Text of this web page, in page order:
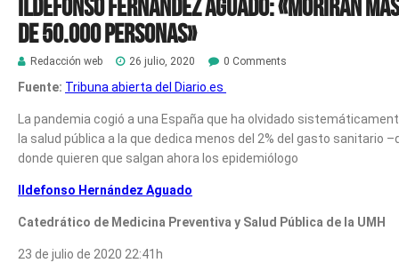
Ildefonso Fernández Aguado: «Morirán más
de 50.000 personas»
Redacción web 26 julio, 2020 0 Comments
Fuente: Tribuna abierta del Diario.es
La pandemia cogió a una España que ha olvidado
la salud pública a la que dedica menos del 2% del gasto sanitario
donde quieren que salgan ahora los epidemiólogo
Ildefonso Hernández Aguado
Catedrático de Medicina Preventiva y Salud Pública de la UMH
23 de julio de 2020 22:41h